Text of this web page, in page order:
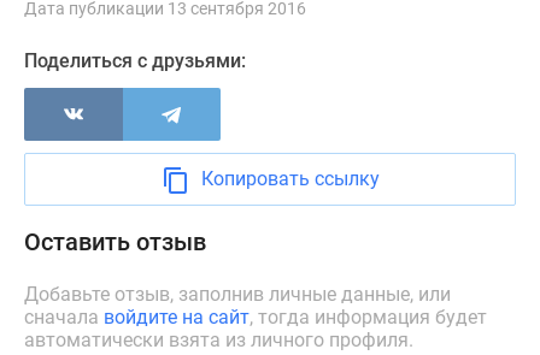
сайте
Машино-
Апартаменты
ипотека
#рассрочка
ИТ-
ипотека
Дата публикации 13 сентября 2016
Поделиться с друзьями:
Копировать ссылку
Оставить отзыв
Добавьте отзыв, заполнив личные данные, или
сначала войдите на сайт, тогда информация будет
автоматически взята из личного профиля.